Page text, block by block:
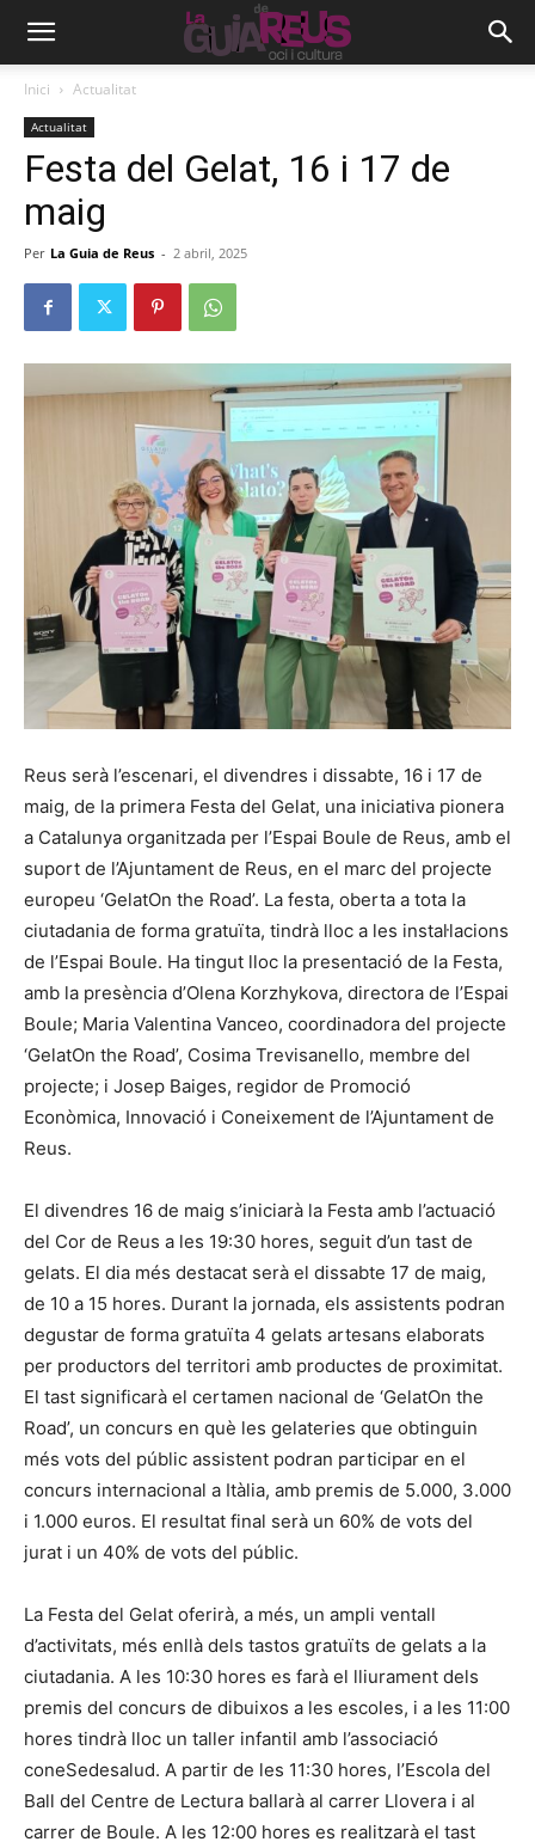
Inici Actualitat
Actualitat
Festa del Gelat, 16 i 17 de
maig
Per La Guia de Reus - 2 abril, 2025
Reus serà l’escenari, el divendres i dissabte, 16 i 17 de
maig, de la primera Festa del Gelat, una iniciativa pionera
a Catalunya organitzada per l’Espai Boule de Reus, amb el
suport de l’Ajuntament de Reus, en el marc del projecte
europeu ‘GelatOn the Road’. La festa, oberta a tota la
ciutadania de forma gratuïta, tindrà lloc a les instal·lacions
de l’Espai Boule. Ha tingut lloc la presentació de la Festa,
amb la presència d’Olena Korzhykova, directora de l’Espai
Boule; Maria Valentina Vanceo, coordinadora del projecte
‘GelatOn the Road’, Cosima Trevisanello, membre del
projecte; i Josep Baiges, regidor de Promoció
Econòmica, Innovació i Coneixement de l’Ajuntament de
Reus.
El divendres 16 de maig s’iniciarà la Festa amb l’actuació
del Cor de Reus a les 19:30 hores, seguit d’un tast de
gelats. El dia més destacat serà el dissabte 17 de maig,
de 10 a 15 hores. Durant la jornada, els assistents podran
degustar de forma gratuïta 4 gelats artesans elaborats
per productors del territori amb productes de proximitat.
El tast significarà el certamen nacional de ‘GelatOn the
Road’, un concurs en què les gelateries que obtinguin
més vots del públic assistent podran participar en el
concurs internacional a Itàlia, amb premis de 5.000, 3.000
i 1.000 euros. El resultat final serà un 60% de vots del
jurat i un 40% de vots del públic.
La Festa del Gelat oferirà, a més, un ampli ventall
d’activitats, més enllà dels tastos gratuïts de gelats a la
ciutadania. A les 10:30 hores es farà el lliurament dels
premis del concurs de dibuixos a les escoles, i a les 11:00
hores tindrà lloc un taller infantil amb l’associació
coneSedesalud. A partir de les 11:30 hores, l’Escola del
Ball del Centre de Lectura ballarà al carrer Llovera i al
carrer de Boule. A les 12:00 hores es realitzarà el tast